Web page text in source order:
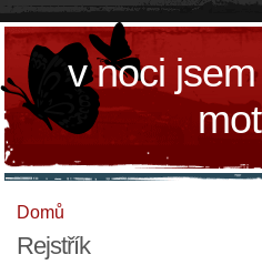
v noci
Domů
Rejstřík